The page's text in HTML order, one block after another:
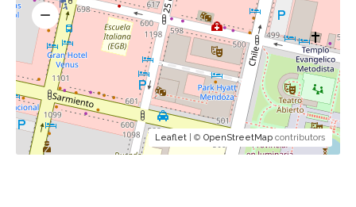
Leaflet | © OpenStreetMap contributors